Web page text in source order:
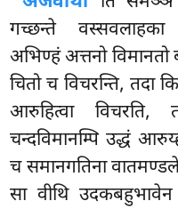
गच्छन्ते वस्सवलाहका
अभिण्हं अत्तनो विमानतो
चितो च विचरन्ति, तदा
आरुहित्वा
चन्दविमानम्पि उद्धं
च समानगतिना
सा वीथि उदकबहुभावेन